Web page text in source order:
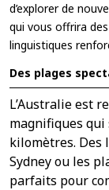
d’explorer de
qui vous offrira
linguistiques
Des plages
L’Australie est
magnifiques qui
kilomètres. Des
Sydney ou les
parfaits pour